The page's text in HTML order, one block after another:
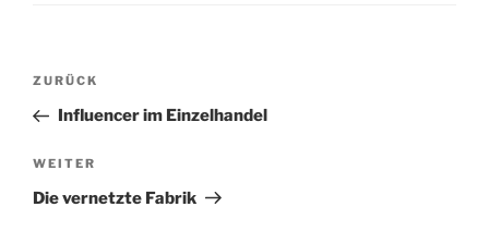
Beitragsnavigation
Vorheriger
Beitrag
ZURÜCK
Influencer im Einzelhandel
Nächster
Beitrag
WEITER
Die vernetzte Fabrik